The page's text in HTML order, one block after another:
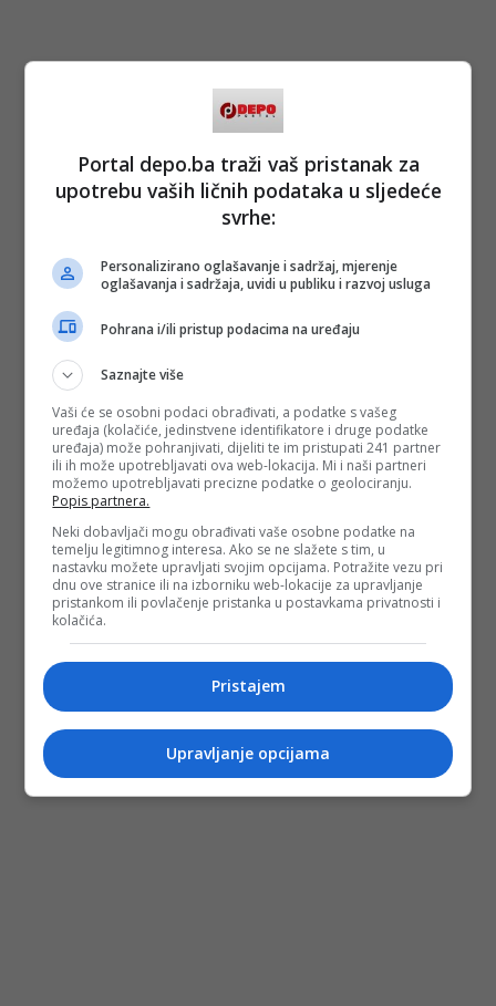
Portal depo.ba traži vaš pristanak za
upotrebu vaših ličnih podataka u sljedeće
svrhe:
Personalizirano oglašavanje i sadržaj, mjerenje
oglašavanja i sadržaja, uvidi u publiku i razvoj usluga
Pohrana i/ili pristup podacima na uređaju
Saznajte više
Vaši će se osobni podaci obrađivati, a podatke s vašeg
uređaja (kolačiće, jedinstvene identifikatore i druge podatke
uređaja) može pohranjivati, dijeliti te im pristupati 241 partner
ili ih može upotrebljavati ova web-lokacija. Mi i naši partneri
možemo upotrebljavati precizne podatke o geolociranju.
Popis partnera.
Neki dobavljači mogu obrađivati vaše osobne podatke na
temelju legitimnog interesa. Ako se ne slažete s tim, u
nastavku možete upravljati svojim opcijama. Potražite vezu pri
dnu ove stranice ili na izborniku web-lokacije za upravljanje
pristankom ili povlačenje pristanka u postavkama privatnosti i
kolačića.
Pristajem
Upravljanje opcijama